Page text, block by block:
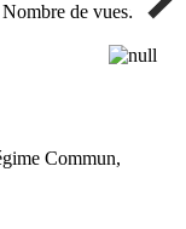
de vues: 72
Commun,